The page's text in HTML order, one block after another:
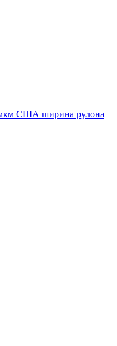
США ширина рулона